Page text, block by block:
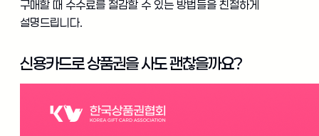
구매할 때 수수료를 절감할 수 있는 방법들을 친절하게
설명드립니다.
신용카드로 상품권을 사도 괜찮을까요?